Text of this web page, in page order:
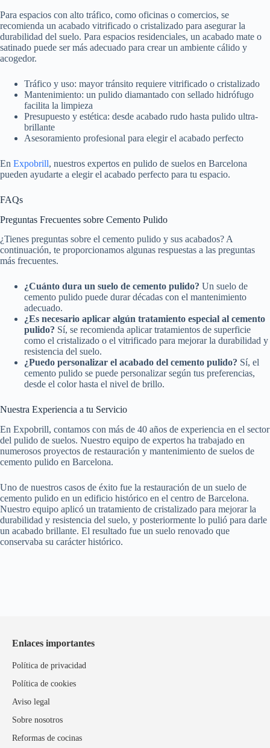
Para espacios con alto tráfico, como oficinas o comercios, se
recomienda un acabado vitrificado o cristalizado para asegurar la
durabilidad del suelo. Para espacios residenciales, un acabado mate o
satinado puede ser más adecuado para crear un ambiente cálido y
acogedor.
Tráfico y uso: mayor tránsito requiere vitrificado o cristalizado
Mantenimiento: un pulido diamantado con sellado hidrófugo
facilita la limpieza
Presupuesto y estética: desde acabado rudo hasta pulido ultra-
brillante
Asesoramiento profesional para elegir el acabado perfecto
En Expobrill, nuestros expertos en pulido de suelos en Barcelona
pueden ayudarte a elegir el acabado perfecto para tu espacio.
FAQs
Preguntas Frecuentes sobre Cemento Pulido
¿Tienes preguntas sobre el cemento pulido y sus acabados? A
continuación, te proporcionamos algunas respuestas a las preguntas
más frecuentes.
¿Cuánto dura un suelo de cemento pulido? Un suelo de
cemento pulido puede durar décadas con el mantenimiento
adecuado.
¿Es necesario aplicar algún tratamiento especial al cemento
pulido? Sí, se recomienda aplicar tratamientos de superficie
como el cristalizado o el vitrificado para mejorar la durabilidad y
resistencia del suelo.
¿Puedo personalizar el acabado del cemento pulido? Sí, el
cemento pulido se puede personalizar según tus preferencias,
desde el color hasta el nivel de brillo.
Nuestra Experiencia a tu Servicio
En Expobrill, contamos con más de 40 años de experiencia en el sector
del pulido de suelos. Nuestro equipo de expertos ha trabajado en
numerosos proyectos de restauración y mantenimiento de suelos de
cemento pulido en Barcelona.
Uno de nuestros casos de éxito fue la restauración de un suelo de
cemento pulido en un edificio histórico en el centro de Barcelona.
Nuestro equipo aplicó un tratamiento de cristalizado para mejorar la
durabilidad y resistencia del suelo, y posteriormente lo pulió para darle
un acabado brillante. El resultado fue un suelo renovado que
conservaba su carácter histórico.
Enlaces importantes
Política de privacidad
Política de cookies
Aviso legal
Sobre nosotros
Reformas de cocinas